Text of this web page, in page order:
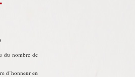
du nombre de
d’honneur en